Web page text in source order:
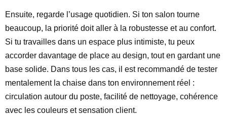
Ensuite, regarde l’usage quotidien. Si ton salon tourne
beaucoup, la priorité doit aller à la robustesse et au confort.
Si tu travailles dans un espace plus intimiste, tu peux
accorder davantage de place au design, tout en gardant une
base solide. Dans tous les cas, il est recommandé de tester
mentalement la chaise dans ton environnement réel :
circulation autour du poste, facilité de nettoyage, cohérence
avec les couleurs et sensation client.